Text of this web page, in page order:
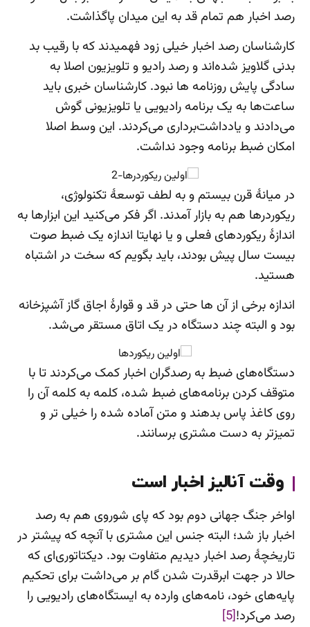
رصد اخبار هم تمام قد به این میدان پاگذاشت.
کارشناسان رصد اخبار خیلی زود فهمیدند که با رقیب بد
بدنی گلاویز شده‌اند و رصد رادیو و تلویزیون اصلا به
سادگی پایش روزنامه ها نبود. کارشناسان خبری باید
ساعت‌ها به یک برنامه رادیویی یا تلویزیونی گوش
می‌دادند و یادداشت‌برداری می‌کردند. این وسط اصلا
امکان ضبط برنامه وجود نداشت.
در میانۀ قرن بیستم و به لطف توسعۀ تکنولوژی،
ریکوردرها هم به بازار آمدند. اگر فکر می‌کنید این ابزارها به
اندازۀ ریکوردهای فعلی و یا نهایتا اندازه یک ضبط صوت
بیست سال پیش بودند، باید بگویم که سخت در اشتباه
هستید.
اندازه برخی از آن ها حتی در قد و قوارۀ اجاق گاز آشپزخانه
بود و البته چند دستگاه در یک اتاق مستقر می‌شد.
دستگاه‌های ضبط به رصدگران اخبار کمک می‌کردند تا با
متوقف کردن برنامه‌های ضبط شده، کلمه به کلمه آن را
روی کاغذ پاس بدهند و متن آماده شده را خیلی تر و
تمیزتر به دست مشتری برسانند.
وقت آنالیز اخبار است
اواخر جنگ جهانی دوم بود که پای شوروی هم به رصد
اخبار باز شد؛ البته جنس این مشتری با آنچه که پیشتر در
تاریخچۀ رصد اخبار دیدیم متفاوت بود. دیکتاتوری‌ای که
حالا در جهت ابرقدرت شدن گام بر می‌داشت برای تحکیم
پایه‌های خود، نامه‌های وارده به ایستگاه‌های رادیویی را
رصد می‌کرد![5]